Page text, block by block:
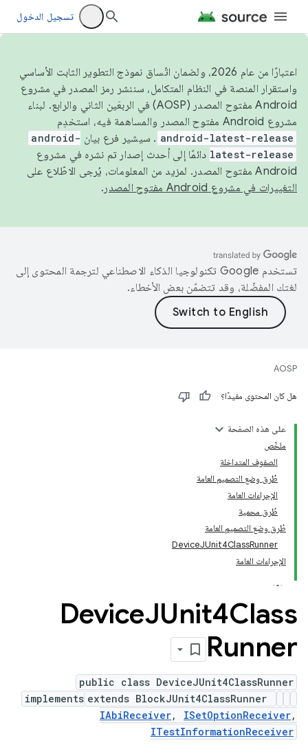
تسجيل الدخول
اعتبارًا من عام 2026، ولضمان اتّساق نموذج التطوير الثابت الأساسي
واستقرار المنصة في النظام المتكامل، سننشر رمز المصدر في مشروع
Android مفتوح المصدر (AOSP) في الربعَين الثاني والرابع. لبناء
مشروع Android مفتوح المصدر والمساهمة فيه، استخدِم
android-latest-release . سيشير فرع بيان android-
latest-release دائمًا إلى أحدث إصدار تم نشره في مشروع
Android مفتوح المصدر. لمزيد من المعلومات، يُرجى الاطّلاع على
التغييرات في مشروع Android مفتوح المصدر
.
تستخدم Google تكنولوجيا الذكاء الاصطناعي لترجمة المحتوى إلى
لغتك المفضّلة، وقد تتضمّن بعض الأخطاء.
AOSP
هل كان المحتوى مفيدًا؟
على هذه الصفحة
ملخّص
الصفوف المتداخلة
طُرق وضع التصميم العامة
الإجراءات العامة
طُرق محمية
طُرق وضع التصميم العامة
DeviceJUnit4ClassRunner
الإجراءات العامة
DeviceJUnit4Class
Runner
public class DeviceJUnit4ClassRunner
extends BlockJUnit4ClassRunner
implements
IAbiReceiver, ISetOptionReceiver,
ITestInformationReceiver